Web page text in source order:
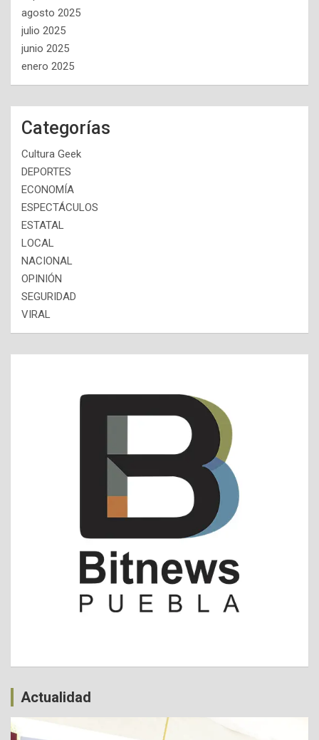
agosto 2025
julio 2025
junio 2025
enero 2025
Categorías
Cultura Geek
DEPORTES
ECONOMÍA
ESPECTÁCULOS
ESTATAL
LOCAL
NACIONAL
OPINIÓN
SEGURIDAD
VIRAL
Actualidad